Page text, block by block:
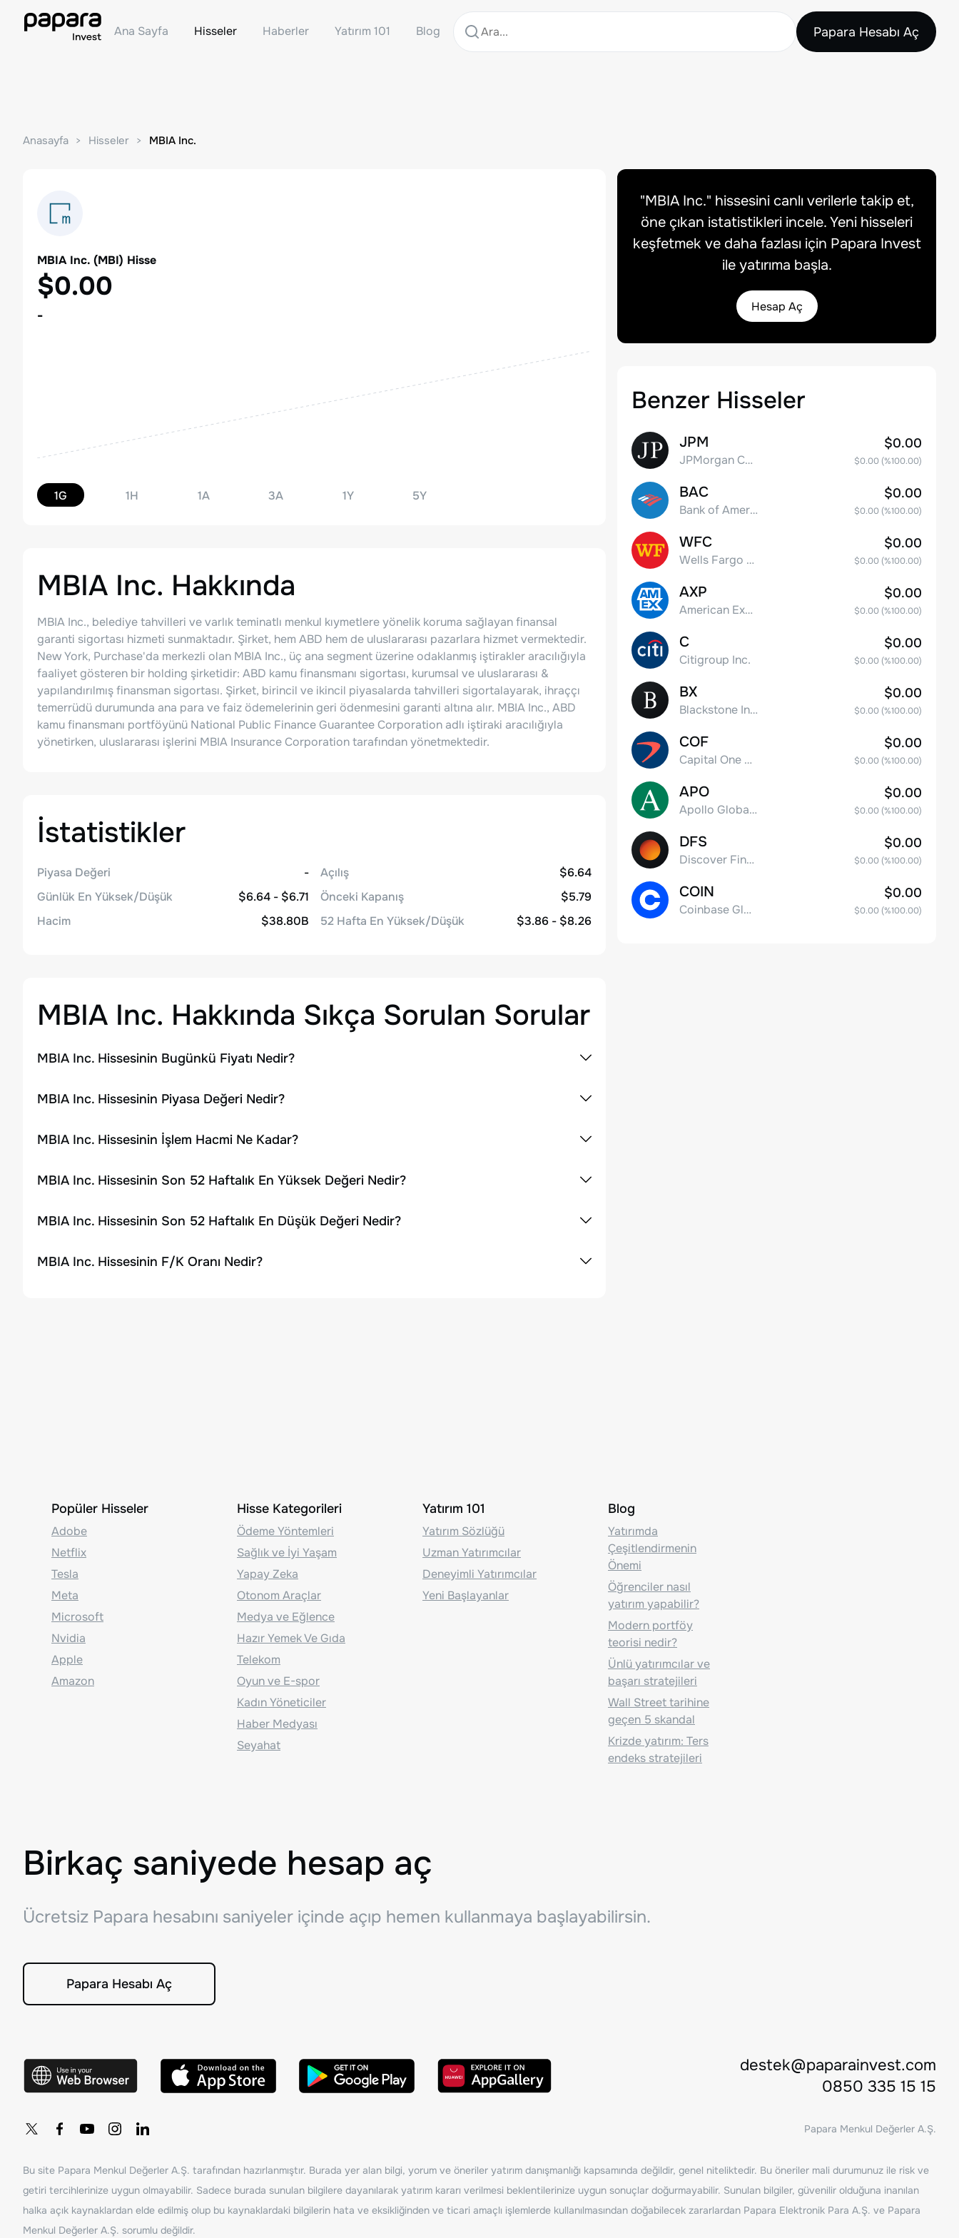
Ana Sayfa Hisseler Haberler Yatırım 101 Blog Papara Hesabı Aç
Anasayfa Hisseler MBIA Inc.
MBIA Inc. (MBI) Hisse
$0.00
-
1G 1H 1A 3A 1Y 5Y
MBIA Inc. Hakkında
MBIA Inc., belediye tahvilleri ve varlık teminatlı menkul kıymetlere yönelik koruma sağlayan finansal
garanti sigortası hizmeti sunmaktadır. Şirket, hem ABD hem de uluslararası pazarlara hizmet vermektedir.
New York, Purchase'da merkezli olan MBIA Inc., üç ana segment üzerine odaklanmış iştirakler aracılığıyla
faaliyet gösteren bir holding şirketidir: ABD kamu finansmanı sigortası, kurumsal ve uluslararası &
yapılandırılmış finansman sigortası. Şirket, birincil ve ikincil piyasalarda tahvilleri sigortalayarak, ihraççı
temerrüdü durumunda ana para ve faiz ödemelerinin geri ödenmesini garanti altına alır. MBIA Inc., ABD
kamu finansmanı portföyünü National Public Finance Guarantee Corporation adlı iştiraki aracılığıyla
yönetirken, uluslararası işlerini MBIA Insurance Corporation tarafından yönetmektedir.
İstatistikler
Piyasa Değeri
-
Günlük En Yüksek/Düşük
$6.64 - $6.71
Hacim
$38.80B
Açılış
$6.64
Önceki Kapanış
$5.79
52 Hafta En Yüksek/Düşük
$3.86 - $8.26
MBIA Inc. Hakkında Sıkça Sorulan Sorular
MBIA Inc. Hissesinin Bugünkü Fiyatı Nedir?
MBIA Inc. Hissesinin Piyasa Değeri Nedir?
MBIA Inc. Hissesinin İşlem Hacmi Ne Kadar?
MBIA Inc. Hissesinin Son 52 Haftalık En Yüksek Değeri Nedir?
MBIA Inc. Hissesinin Son 52 Haftalık En Düşük Değeri Nedir?
MBIA Inc. Hissesinin F/K Oranı Nedir?
"MBIA Inc." hissesini canlı verilerle takip et,
öne çıkan istatistikleri incele. Yeni hisseleri
keşfetmek ve daha fazlası için Papara Invest
ile yatırıma başla.
Hesap Aç
Benzer Hisseler
JPM
JPMorgan Chase & Co.
$0.00
$0.00(%100.00)
BAC
Bank of America Corporation
$0.00
$0.00(%100.00)
WFC
Wells Fargo & Co.
$0.00
$0.00(%100.00)
AXP
American Express Company
$0.00
$0.00(%100.00)
C
Citigroup Inc.
$0.00
$0.00(%100.00)
BX
Blackstone Inc.
$0.00
$0.00(%100.00)
COF
Capital One Financial
$0.00
$0.00(%100.00)
APO
Apollo Global Management, Inc.
$0.00
$0.00(%100.00)
DFS
Discover Financial Services
$0.00
$0.00(%100.00)
COIN
Coinbase Global, Inc. Class A Common Stock
$0.00
$0.00(%100.00)
Popüler Hisseler
Adobe
Netflix
Tesla
Meta
Microsoft
Nvidia
Apple
Amazon
Hisse Kategorileri
Ödeme Yöntemleri
Sağlık ve İyi Yaşam
Yapay Zeka
Otonom Araçlar
Medya ve Eğlence
Hazır Yemek Ve Gıda
Telekom
Oyun ve E-spor
Kadın Yöneticiler
Haber Medyası
Seyahat
Yatırım 101
Yatırım Sözlüğü
Uzman Yatırımcılar
Deneyimli Yatırımcılar
Yeni Başlayanlar
Blog
Yatırımda
Çeşitlendirmenin
Önemi
Öğrenciler nasıl
yatırım yapabilir?
Modern portföy
teorisi nedir?
Ünlü yatırımcılar ve
başarı stratejileri
Wall Street tarihine
geçen 5 skandal
Krizde yatırım: Ters
endeks stratejileri
Birkaç saniyede hesap aç
Ücretsiz Papara hesabını saniyeler içinde açıp hemen kullanmaya başlayabilirsin.
Papara Hesabı Aç
destek@paparainvest.com
0850 335 15 15
Papara Menkul Değerler A.Ş.
Bu site Papara Menkul Değerler A.Ş. tarafından hazırlanmıştır. Burada yer alan bilgi, yorum ve öneriler yatırım danışmanlığı kapsamında değildir, genel niteliktedir. Bu öneriler mali durumunuz ile risk ve
getiri tercihlerinize uygun olmayabilir. Sadece burada sunulan bilgilere dayanılarak yatırım kararı verilmesi beklentilerinize uygun sonuçlar doğurmayabilir. Sunulan bilgiler, güvenilir olduğuna inanılan
halka açık kaynaklardan elde edilmiş olup bu kaynaklardaki bilgilerin hata ve eksikliğinden ve ticari amaçlı işlemlerde kullanılmasından doğabilecek zararlardan Papara Elektronik Para A.Ş. ve Papara
Menkul Değerler A.Ş. sorumlu değildir.